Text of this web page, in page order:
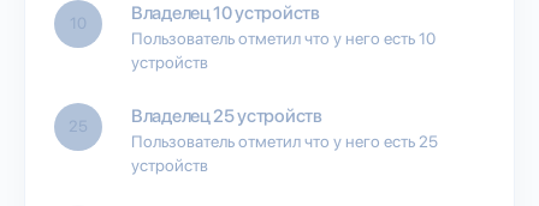
10 Владелец 10 устройств
Пользователь отметил что у него есть 10
устройств
25 Владелец 25 устройств
Пользователь отметил что у него есть 25
устройств